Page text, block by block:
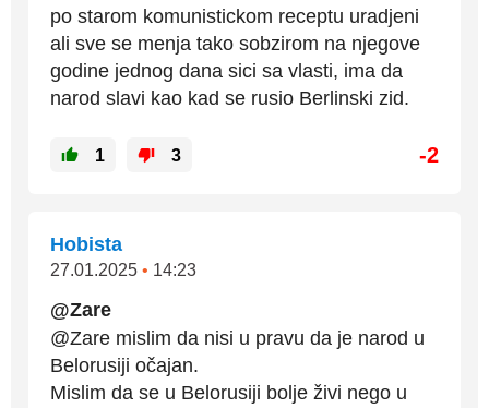
po starom komunistickom receptu uradjeni
ali sve se menja tako sobzirom na njegove
godine jednog dana sici sa vlasti, ima da
narod slavi kao kad se rusio Berlinski zid.
1 3 -2
Hobista
27.01.2025 • 14:23
@Zare
@Zare mislim da nisi u pravu da je narod u
Belorusiji očajan.
Mislim da se u Belorusiji bolje živi nego u